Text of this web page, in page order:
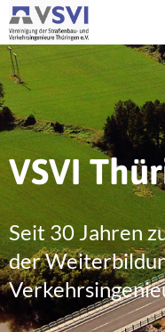
VSVI
Seit 30 Jahren
der